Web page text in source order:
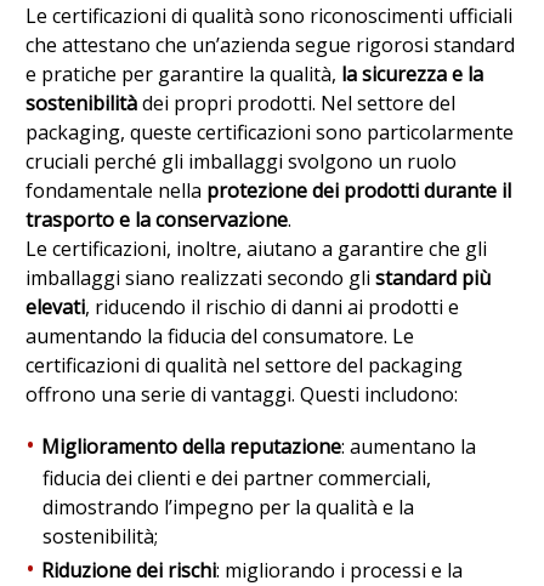
Le certificazioni di qualità sono riconoscimenti ufficiali
che attestano che un’azienda segue rigorosi standard
e pratiche per garantire la qualità, la sicurezza e la
sostenibilitàdei propri prodotti. Nel settore del
packaging, queste certificazioni sono particolarmente
cruciali perché gli imballaggi svolgono un ruolo
fondamentale nella protezione dei prodotti durante il
trasporto e la conservazione.
Le certificazioni, inoltre, aiutano a garantire che gli
imballaggi siano realizzati secondo gli standard più
elevati, riducendo il rischio di danni ai prodotti e
aumentando la fiducia del consumatore. Le
certificazioni di qualità nel settore del packaging
offrono una serie di vantaggi. Questi includono:
Miglioramento della reputazione: aumentano la
fiducia dei clienti e dei partner commerciali,
dimostrando l’impegno per la qualità e la
sostenibilità;
Riduzione dei rischi: migliorando i processi e la